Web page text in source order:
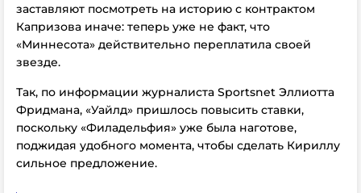
заставляют посмотреть на историю с контрактом
Капризова иначе: теперь уже не факт, что
«Миннесота» действительно переплатила своей
звезде.
Так, по информации журналиста Sportsnet Эллиотта
Фридмана, «Уайлд» пришлось повысить ставки,
поскольку «Филадельфия» уже была наготове,
поджидая удобного момента, чтобы сделать Кириллу
сильное предложение.